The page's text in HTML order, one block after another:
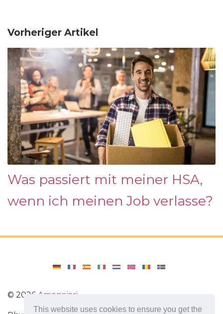
This website uses cookies to ensure you get the
Vorheriger Artikel
Was passiert mit meiner HSA,
wenn ich meinen Job verlasse?
© 2026 Amenajari